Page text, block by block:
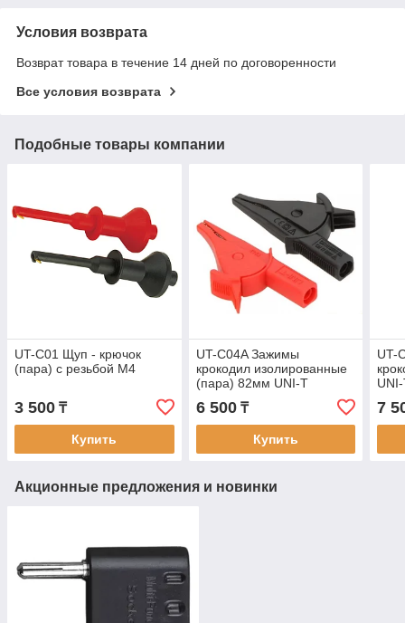
Условия возврата
Возврат товара в течение 14 дней по договоренности
Все условия возврата
Подобные товары компании
UT-C01 Щуп - крючок
(пара) с резьбой M4
3 500 ₸
Купить
UT-C04A Зажимы
крокодил изолированные
(пара) 82мм UNI-T
6 500₸
Купить
UT-
7
Акционные предложения и новинки